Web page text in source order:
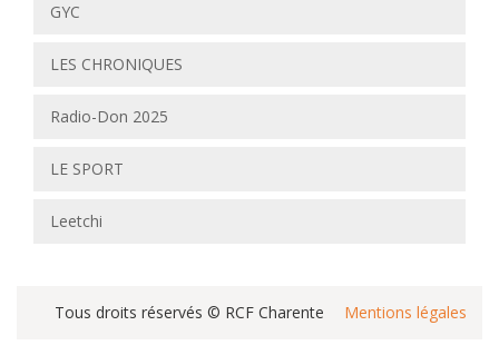
GYC
LES CHRONIQUES
Radio-Don 2025
LE SPORT
Leetchi
Tous droits réservés © RCF Charente Mentions légales